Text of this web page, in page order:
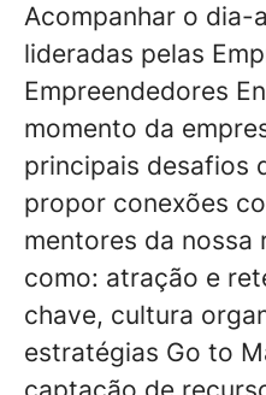
Acompanhar o dia-
lideradas pelas
Empreendedores
momento da
principais desafios
propor conexões
mentores da nossa
como: atração e
chave, cultura
estratégias Go to